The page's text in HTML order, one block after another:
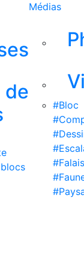
de
Médias
#Bloc